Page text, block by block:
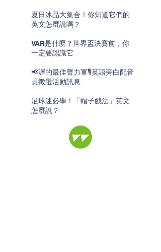
夏日冰品大集合！你知道它們的
英文怎麼說嗎？
VAR是什麼？世界盃決賽前，你
一定要認識它
📢渥的最佳聲力軍🎙️英語旁白配音
員徵選活動訊息
足球迷必學！「帽子戲法」英文
怎麼說？